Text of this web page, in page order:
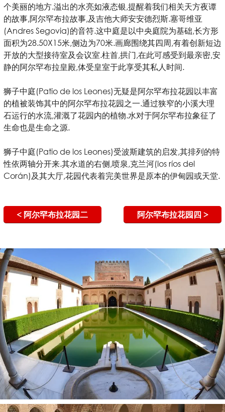
个美丽的地方.溢出的水亮如液态银,提醒着我们相关天方夜谭
的故事,阿尔罕布拉故事,及吉他大师安安德烈斯.塞哥维亚
(Andres Segovia)的音符.这中庭是以中央庭院为基础,长方形
面积为28.50X15米,侧边为70米.画廊围绕其四周,有着创新短边
开放的大型接待室及会议室.柱首,拱门,在此可感受到最亲密,安
静的阿尔罕布拉皇殿,体受皇室于此享受其私人时间.
狮子中庭(Patio de los Leones)无疑是阿尔罕布拉花园以丰富
的植被装饰其中的阿尔罕布拉花园之一.通过狭窄的小溪大理
石运行的水流,灌溉了花园内的植物.水对于阿尔罕布拉象征了
生命也是生命之源.
狮子中庭(Patio de los Leones)受波斯建筑的启发,其排列的特
性依两轴分开来.其水道的右侧,喷泉,克兰河(los ríos del
Corán)及其大厅,花园代表着完美世界是原本的伊甸园或天堂.
< 阿尔罕布拉花园二 阿尔罕布拉花园四 >